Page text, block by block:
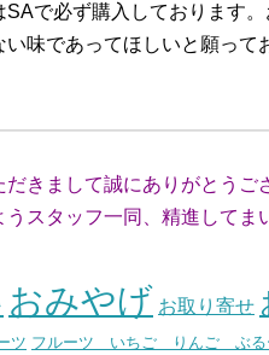
で必ず購入しております
味であってほしいと願って
知県
きまして誠にありがとうご
タッフ一同、精進してま
ッフ
おみやげ お取り寄せ
ツ フルーツ いちご りんご ぶる